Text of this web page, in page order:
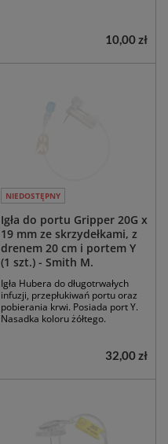
10,00 zł
NIEDOSTĘPNY
Igła do portu Gripper 20G x
19 mm ze skrzydełkami, z
drenem 20 cm i portem Y
(1 szt.) - Smith M.
Igła Hubera do długotrwałych
infuzji, przepłukiwań portu oraz
pobierania krwi. Posiada port Y.
Nasadka koloru żółtego.
32,00 zł